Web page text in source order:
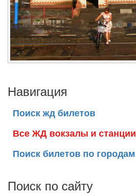
Навигация
Поиск жд билетов
Все ЖД вокзалы и станции
Поиск билетов по городам
Поиск по сайту